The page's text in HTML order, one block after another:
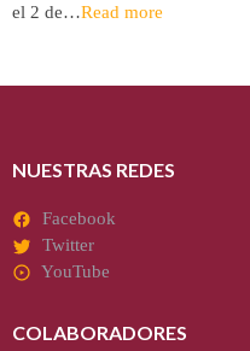
el 2 de…Read more
NUESTRAS REDES
Facebook
Twitter
YouTube
COLABORADORES